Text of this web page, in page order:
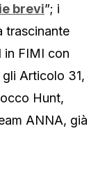
brevi”; i
trascinante
in FIMI con
gli Articolo 31,
Hunt,
ANNA, già